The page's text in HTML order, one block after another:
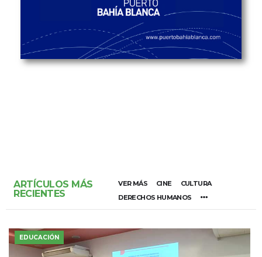
ARTÍCULOS MÁS
RECIENTES
VER MÁS CINE
CULTURA
DERECHOS HUMANOS
EDUCACIÓN